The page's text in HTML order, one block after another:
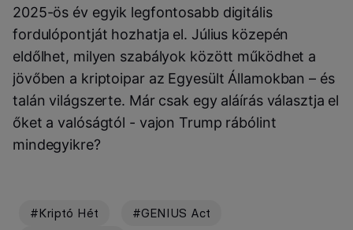
2025-ös év egyik legfontosabb digitális
fordulópontját hozhatja el. Július közepén
eldőlhet, milyen szabályok között működhet a
jövőben a kriptoipar az Egyesült Államokban – és
talán világszerte. Már csak egy aláírás választja el
őket a valóságtól - vajon Trump rábólint
mindegyikre?
#Kriptó Hét
#GENIUS Act